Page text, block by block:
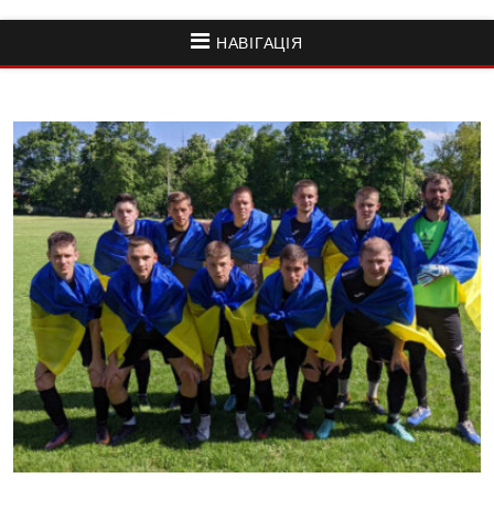
НАВІГАЦІЯ